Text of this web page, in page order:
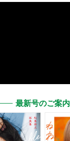
最新号のご案内